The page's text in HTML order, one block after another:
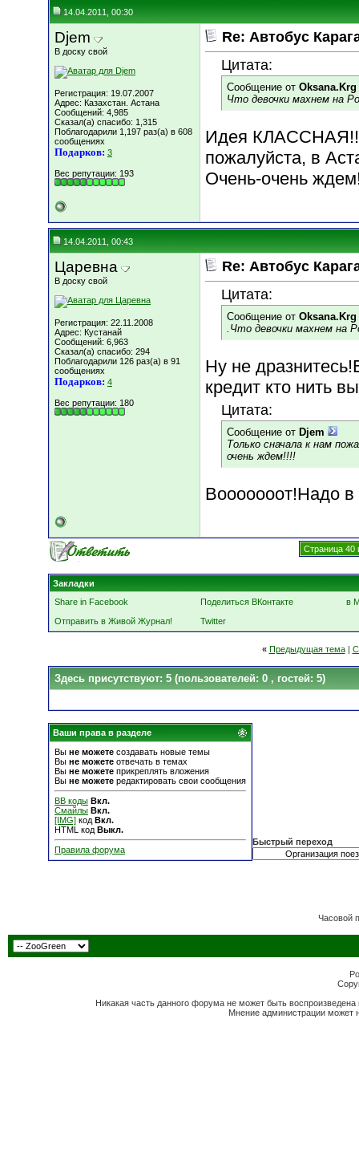
14.04.2011, 00:30
Djem
В доску свой
Регистрация: 19.07.2007
Адрес: Казахстан. Астана
Сообщений: 4,985
Сказал(а) спасибо: 1,315
Поблагодарили 1,197 раз(а) в 608
сообщениях
Подарков: 3
Вес репутации: 193
Re: Автобус
Цитата:
Сообщение от Oksana.Krg
Что девочки махнем на
Идея КЛАССНАЯ!!!
пожалуйста, в
Очень-очень
14.04.2011, 00:43
Царевна
В доску свой
Регистрация: 22.11.2008
Адрес: Кустанай
Сообщений: 6,963
Сказал(а) спасибо: 294
Поблагодарили 126 раз(а) в 91
сообщениях
Подарков: 4
Вес репутации: 180
Re: Автобус
Цитата:
Сообщение от Oksana.Krg
.Что девочки махнем на
Ну не
кредит кто нить
Цитата:
Сообщение от Djem
Только сначала к нам
очень ждем!!!!
Вооооооот!Надо в
Страница 40
Закладки
Share in Facebook
Поделиться ВКонтакте
в
Отправить в Живой Журнал!
Twitter
« Предыдущая тема|
Здесь присутствуют: 5 (пользователей: 0 , гостей: 5)
Ваши права в разделе
Вы не можете создавать новые темы
Вы не можете отвечать в темах
Вы не можете прикреплять вложения
Вы не можете редактировать свои сообщения
BB коды Вкл.
Смайлы Вкл.
[IMG] код Вкл.
HTML код Выкл.
Правила форума
Быстрый переход
Часовой
Никакая часть данного форума не может быть
Мнение администрации может